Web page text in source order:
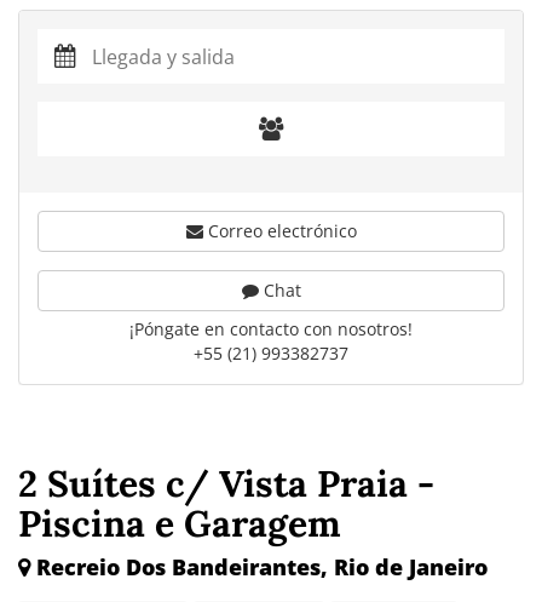
2 Suítes c/ Vista Praia -
Piscina e Garagem
Recreio Dos Bandeirantes, Rio de Janeiro
Correo electrónico
Chat
¡Póngate en contacto con nosotros!
+55 (21) 993382737